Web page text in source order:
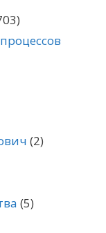
(2)
(5)